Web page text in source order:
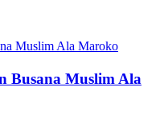
Busana Muslim Ala